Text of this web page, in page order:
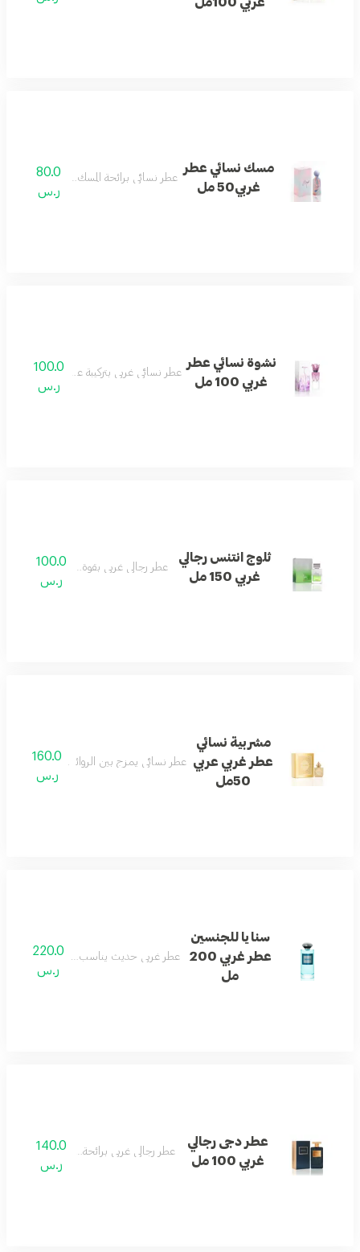
مسك نسائي عطر
غربي50 مل
عطر نسائي برائحة المسك الغربي الجذابة.
80.0
ر.س
نشوة نسائي عطر
غربي 100 مل
عطر نسائي غربي بتركيبة عطرية جذابة
100.0
ر.س
ثلوج انتنس رجالي
غربي 150 مل
عطر رجالي غربي بقوة وثبات عالي.
100.0
ر.س
مشربية نسائي
عطر غربي عربي
50مل
عطر نسائي يمزج بين الروائح الغربية
160.0
ر.س
سنايا للجنسين
عطر غربي 200
مل
عطر غربي حديث يناسب الجنسين برائحة
220.0
ر.س
عطر دجى رجالي
غربي 100 مل
عطر رجالي غربي برائحة قوية وجذابة.
140.0
ر.س